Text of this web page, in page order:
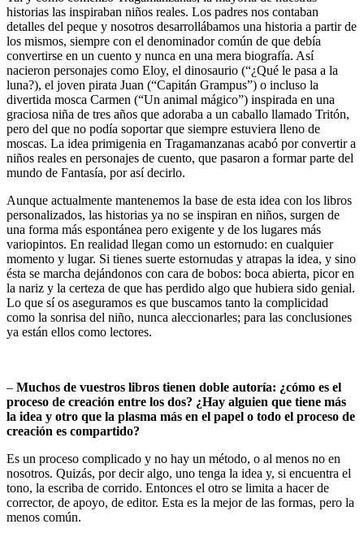
historias las inspiraban niños reales. Los padres nos contaban
detalles del peque y nosotros desarrollábamos una historia a partir de
los mismos, siempre con el denominador común de que debía
convertirse en un cuento y nunca en una mera biografía. Así
nacieron personajes como Eloy, el dinosaurio (“¿Qué le pasa a la
luna?), el joven pirata Juan (“Capitán Grampus”) o incluso la
divertida mosca Carmen (“Un animal mágico”) inspirada en una
graciosa niña de tres años que adoraba a un caballo llamado Tritón,
pero del que no podía soportar que siempre estuviera lleno de
moscas. La idea primigenia en Tragamanzanas acabó por convertir a
niños reales en personajes de cuento, que pasaron a formar parte del
mundo de Fantasía, por así decirlo.
Aunque actualmente mantenemos la base de esta idea con los libros
personalizados, las historias ya no se inspiran en niños, surgen de
una forma más espontánea pero exigente y de los lugares más
variopintos. En realidad llegan como un estornudo: en cualquier
momento y lugar. Si tienes suerte estornudas y atrapas la idea, y sino
ésta se marcha dejándonos con cara de bobos: boca abierta, picor en
la nariz y la certeza de que has perdido algo que hubiera sido genial.
Lo que sí os aseguramos es que buscamos tanto la complicidad
como la sonrisa del niño, nunca aleccionarles; para las conclusiones
ya están ellos como lectores.
– Muchos de vuestros libros tienen doble autoría: ¿cómo es el
proceso de creación entre los dos? ¿Hay alguien que tiene más
la idea y otro que la plasma más en el papel o todo el proceso de
creación es compartido?
Es un proceso complicado y no hay un método, o al menos no en
nosotros. Quizás, por decir algo, uno tenga la idea y, si encuentra el
tono, la escriba de corrido. Entonces el otro se limita a hacer de
corrector, de apoyo, de editor. Esta es la mejor de las formas, pero la
menos común.